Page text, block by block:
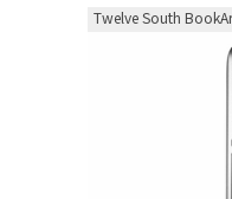
Twelve South